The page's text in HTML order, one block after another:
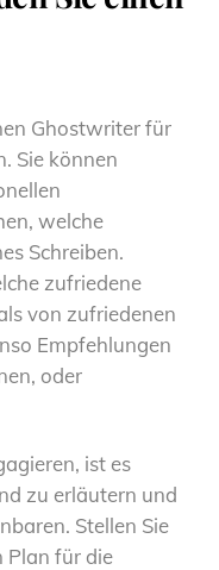
Ghostwriter für
Sie können
welche
Schreiben.
zufriedene
von zufriedenen
Empfehlungen
oder
ist es
zu erläutern und
Stellen Sie
Plan für die